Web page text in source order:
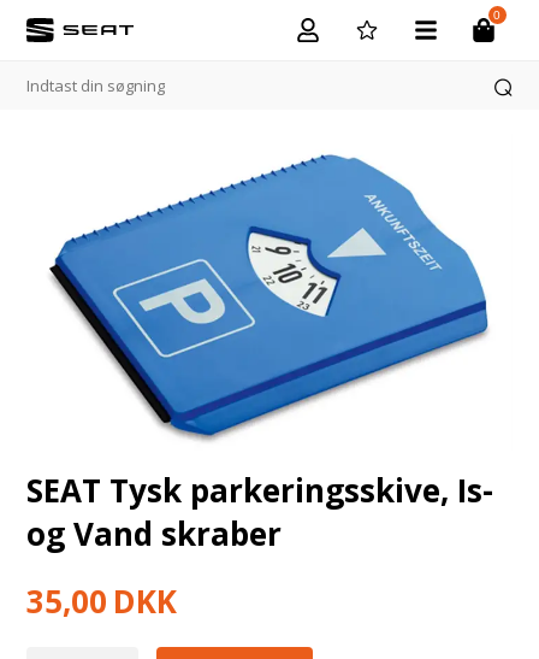
0
SEAT Tysk parkeringsskive, Is-
og Vand skraber
35,00 DKK